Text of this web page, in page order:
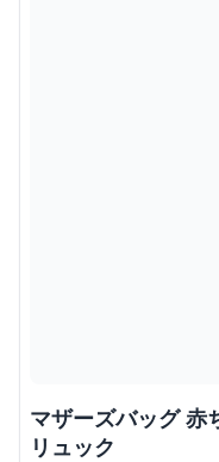
マザーズバッグ 赤
リュック